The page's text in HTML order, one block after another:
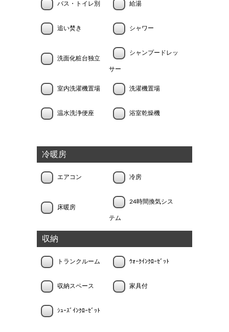
バス・トイレ別 給湯
追い焚き シャワー
洗面化粧台独立
シャンプードレッ
サー
室内洗濯機置場 洗濯機置場
温水洗浄便座 浴室乾燥機
冷暖房
エアコン 冷房
床暖房
24時間換気シス
テム
収納
トランクルーム ｳｫｰｸｲﾝｸﾛｰｾﾞｯﾄ
収納スペース 家具付
ｼｭｰｽﾞｲﾝｸﾛｰｾﾞｯﾄ